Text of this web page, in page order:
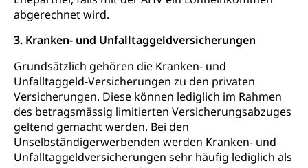
abgerechnet wird.
3. Kranken- und Unfalltaggeldversicherungen
Grundsätzlich gehören die Kranken- und
Unfalltaggeld-Versicherungen zu den privaten
Versicherungen. Diese können lediglich im Rahmen
des betragsmässig limitierten Versicherungsabzuges
geltend gemacht werden. Bei den
Unselbständigerwerbenden werden Kranken- und
Unfalltaggeldversicherungen sehr häufig lediglich als
Staat und Recht
Diskriminierung, Gleichstellungsbüro, Mobbing
Gleichstellung aller Geschlechter und
Lebensformen
Gleichstellung Menschen mit
Behinderungen
Zivilverfahren
Zivilrecht, Zivilrechtspflege, Gerichtsverfahren
Bezirksgerichte: Aufgaben und Verfahren
Betreibung und Konkurs